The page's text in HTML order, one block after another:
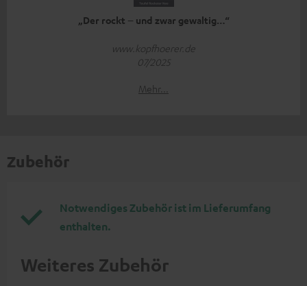
„Der rockt – und zwar gewaltig…“
www.kopfhoerer.de
07/2025
Mehr...
Zubehör
Notwendiges Zubehör ist im Lieferumfang
enthalten.
Weiteres Zubehör